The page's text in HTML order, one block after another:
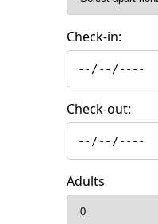
Check-in:
Check-out:
Adults